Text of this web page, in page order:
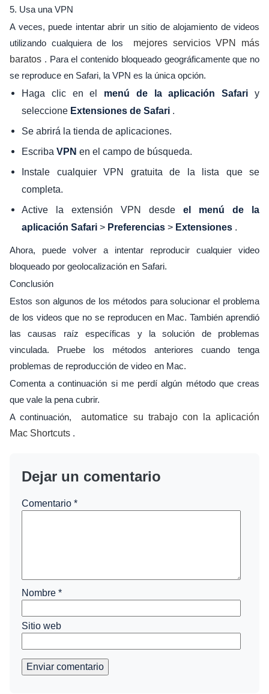
5. Usa una VPN
A veces, puede intentar abrir un sitio de alojamiento de videos
utilizando cualquiera de los mejores servicios VPN más
baratos . Para el contenido bloqueado geográficamente que no
se reproduce en Safari, la VPN es la única opción.
Haga clic en el menú de la aplicación Safari y
seleccione Extensiones de Safari .
Se abrirá la tienda de aplicaciones.
Escriba VPN en el campo de búsqueda.
Instale cualquier VPN gratuita de la lista que se
completa.
Active la extensión VPN desde el menú de la
aplicación Safari > Preferencias > Extensiones .
Ahora, puede volver a intentar reproducir cualquier video
bloqueado por geolocalización en Safari.
Conclusión
Estos son algunos de los métodos para solucionar el problema
de los videos que no se reproducen en Mac. También aprendió
las causas raíz específicas y la solución de problemas
vinculada. Pruebe los métodos anteriores cuando tenga
problemas de reproducción de video en Mac.
Comenta a continuación si me perdí algún método que creas
que vale la pena cubrir.
A continuación,automatice su trabajo con la aplicación
Mac Shortcuts .
Dejar un comentario
Comentario *
Nombre *
Sitio web
Enviar comentario